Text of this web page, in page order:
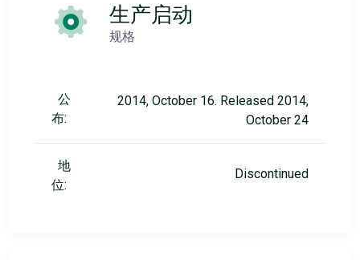
生产启动
规格
公
布:
2014, October 16. Released 2014,
October 24
地
位:
Discontinued